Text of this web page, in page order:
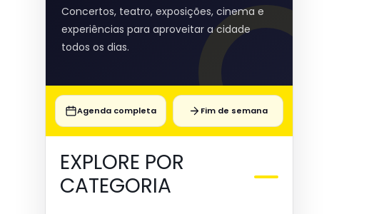
Concertos, teatro, exposições, cinema e
experiências para aproveitar a cidade
todos os dias.
Agenda completa Fim de semana
EXPLORE POR
CATEGORIA